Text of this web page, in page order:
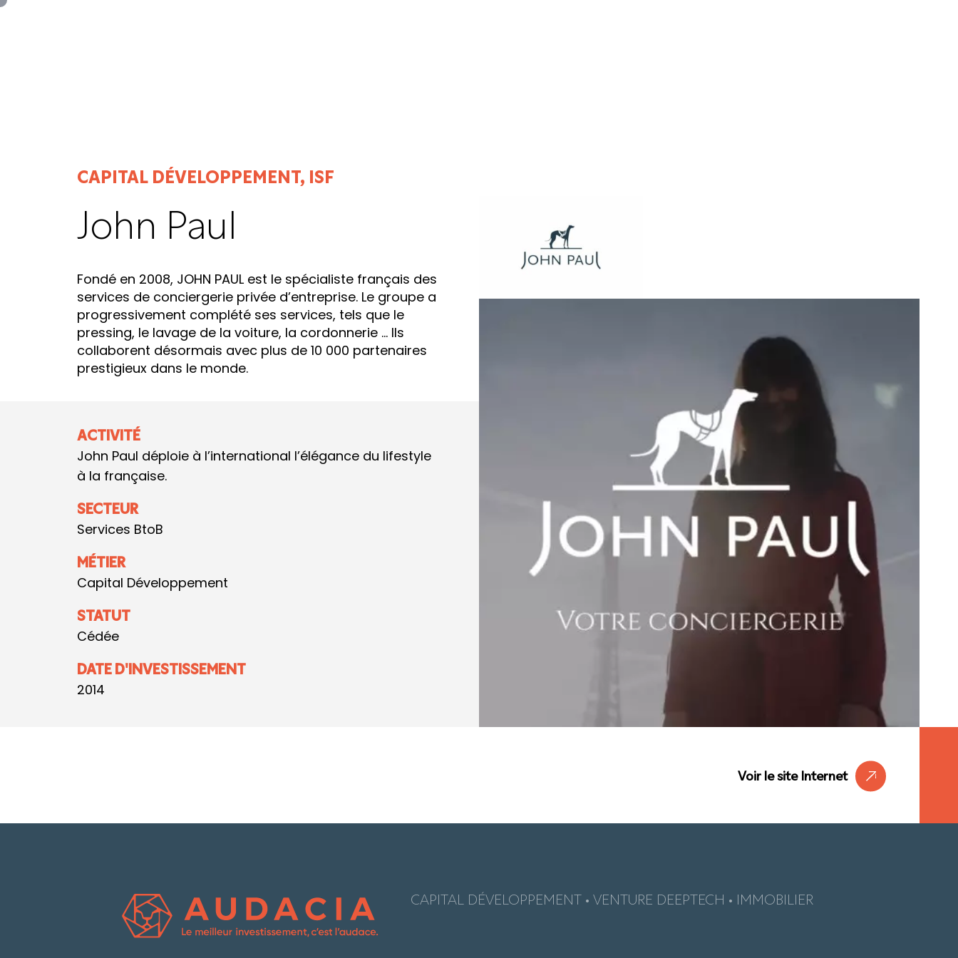
Voir le site Internet
CAPITAL DÉVELOPPEMENT, ISF
John Paul
Fondé en 2008, JOHN PAUL est le spécialiste français des
services de conciergerie privée d’entreprise. Le groupe a
progressivement complété ses services, tels que le
pressing, le lavage de la voiture, la cordonnerie … Ils
collaborent désormais avec plus de 10 000 partenaires
prestigieux dans le monde.
ACTIVITÉ
John Paul déploie à l’international l’élégance du lifestyle
à la française.
SECTEUR
Services BtoB
MÉTIER
Capital Développement
STATUT
Cédée
DATE D'INVESTISSEMENT
2014
CAPITAL DÉVELOPPEMENT • VENTURE DEEPTECH • IMMOBILIER
Panneau de gestion des cookies